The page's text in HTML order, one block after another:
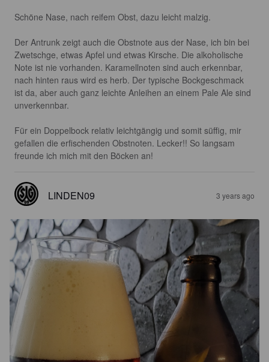
Schöne Nase, nach reifem Obst, dazu leicht malzig.
Der Antrunk zeigt auch die Obstnote aus der Nase, ich bin bei
Zwetschge, etwas Apfel und etwas Kirsche. Die alkoholische
Note ist nie vorhanden. Karamellnoten sind auch erkennbar,
nach hinten raus wird es herb. Der typische Bockgeschmack
ist da, aber auch ganz leichte Anleihen an einem Pale Ale sind
unverkennbar.
Für ein Doppelbock relativ leichtgängig und somit süffig, mir
gefallen die erfischenden Obstnoten. Lecker!! So langsam
freunde ich mich mit den Böcken an!
LINDEN09 3 years ago